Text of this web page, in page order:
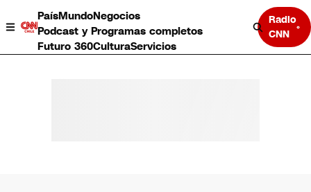
PaísMundoNegocios
Podcast y Programas completos
Futuro 360CulturaServicios
Radio
CNN